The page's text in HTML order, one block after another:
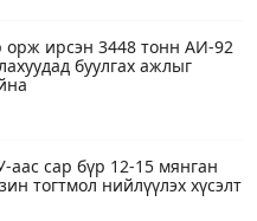
орж ирсэн 3448 тонн АИ-92
буулгах ажлыг
сар бүр 12-15 мянган
тогтмол нийлүүлэх хүсэлт